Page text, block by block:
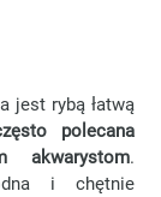
jest rybą łatwą
polecana
akwarystom.
i chętnie